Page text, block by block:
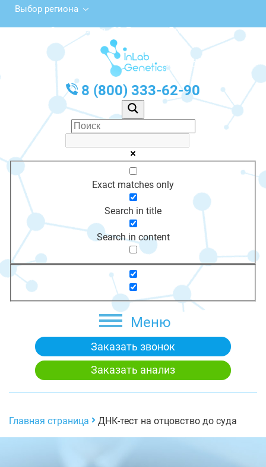
Выбор региона
Советская ул., 22, Гаврилов-Ям
с 10:00 до 20:00
График работы: Пн-Пт с 10:00 до 20:00
8 (800) 333-62-90
Exact matches only
Search in title
Search in content
Меню
Заказать звонок
Заказать анализ
Главная страница ДНК-тест на отцовство до суда